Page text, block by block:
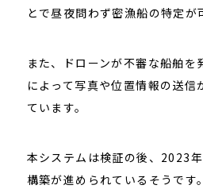
とで昼夜問わず密漁船の特定が
また、ドローンが不審な船舶を
によって写真や位置情報の送信
ています。
本システムは検証の後、2023
構築が進められているそうです。